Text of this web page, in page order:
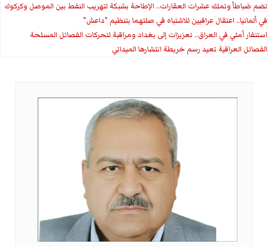
تضم ضباطاً وتملك عشرات العقارات.. الإطاحة بشبكة لتهريب النفط بين الموصل وكركوك
في ألمانيا.. اعتقال عراقيين للاشتباه في صلتهما بتنظيم "داعش"
استنفار أمني في العراق.. تعزيزات إلى بغداد ومراقبة لتحركات الفصائل المسلحة
الفصائل العراقية تعيد رسم خريطة انتشارها الميداني